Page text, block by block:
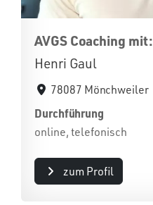
AVGS Coaching mit:
Henri Gaul
78087 Mönchweiler
Durchführung
online, telefonisch
zum Profil